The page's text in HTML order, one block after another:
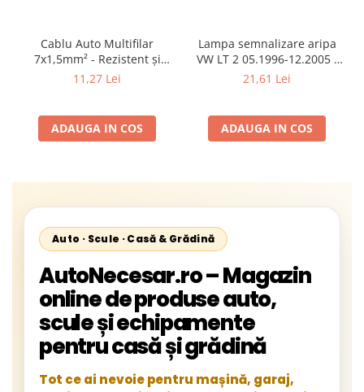
Cablu Auto Multifilar
7x1,5mm² - Rezistent și
Flexibil pentru Remorci 12V-
11,27 Lei
ADAUGA IN COS
Lampa semnalizare aripa
VW LT 2 05.1996-12.2005 ;
Mercedes Sprinter 1995-
Neoplan Euroliner,
Starliner,Centroliner,
21,61 Lei
ADAUGA IN COS
Auto · Scule · Casă & Grădină
AutoNecesar.ro – Magazin
online de produse auto,
scule și echipamente
pentru casă și grădină
Tot ce ai nevoie pentru mașină, garaj,